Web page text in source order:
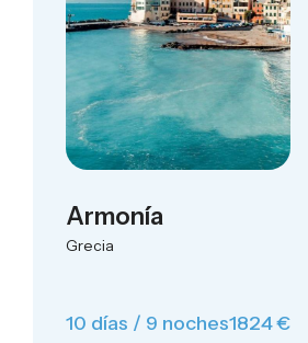
Armonía
Grecia
10 días / 9 noches1824 €